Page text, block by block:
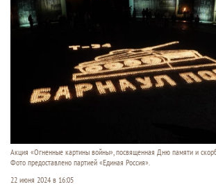
Акция «Огненные картины войны», посвященная Дню памяти и
Фото предоставлено партией «Единая Россия».
22 июня 2024 в 16:05